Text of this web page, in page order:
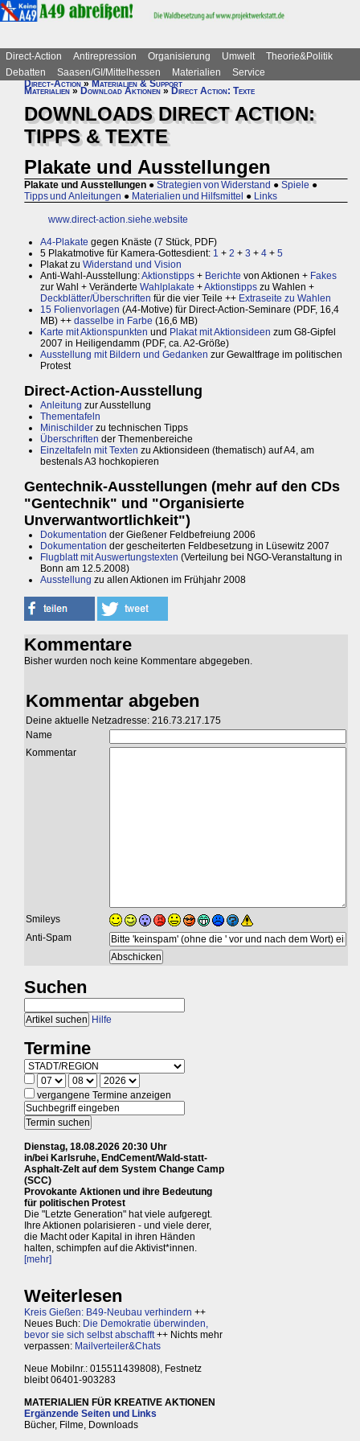
Direct-Action Antirepression Organisierung Umwelt
Theorie&Politik
Debatten
Saasen/GI/Mittelhessen Materialien
Service
Direct-Action»Materialien & Support
Materialien » Download Aktionen » Direct Action: Texte
DOWNLOADS DIRECT ACTION:
TIPPS & TEXTE
Plakate und Ausstellungen
Plakate und Ausstellungen ● Strategien von Widerstand ● Spiele ●
Tipps und Anleitungen ● Materialien und Hilfsmittel ● Links
www.direct-action.siehe.website
A4-Plakate gegen Knäste (7 Stück, PDF)
5 Plakatmotive für Kamera-Gottesdient: 1 + 2 + 3 + 4 + 5
Plakat zu Widerstand und Vision
Anti-Wahl-Ausstellung:Aktionstipps + Berichte von Aktionen + Fakes
zur Wahl + Veränderte Wahlplakate +Aktionstipps zu Wahlen +
Deckblätter/Überschriften für die vier Teile ++ Extraseite zu Wahlen
15 Folienvorlagen (A4-Motive) für Direct-Action-Seminare (PDF, 16,4
MB) ++ dasselbe in Farbe (16,6 MB)
Karte mit Aktionspunkten und Plakat mit Aktionsideen zum G8-Gipfel
2007 in Heiligendamm (PDF, ca. A2-Größe)
Ausstellung mit Bildern und Gedanken zur Gewaltfrage im politischen
Protest
Direct-Action-Ausstellung
Anleitung zur Ausstellung
Thementafeln
Minischilder zu technischen Tipps
Überschriften der Themenbereiche
Einzeltafeln mit Texten zu Aktionsideen (thematisch) auf A4, am
bestenals A3 hochkopieren
Gentechnik-Ausstellungen (mehr auf den CDs
"Gentechnik" und "Organisierte
Unverwantwortlichkeit")
Dokumentation der Gießener Feldbefreiung 2006
Dokumentation der gescheiterten Feldbesetzung in Lüsewitz 2007
Flugblatt mit Auswertungstexten (Verteilung bei NGO-Veranstaltung in
Bonn am 12.5.2008)
Ausstellung zu allen Aktionen im Frühjahr 2008
Kommentare
Bisher wurden noch keine Kommentare abgegeben.
Kommentar abgeben
Deine aktuelle Netzadresse: 216.73.217.175
Name
Kommentar
Smileys
Anti-Spam
Suchen
Hilfe
Termine
vergangene Termine anzeigen
Dienstag, 18.08.2026 20:30 Uhr
in/bei Karlsruhe, EndCement/Wald-statt-
Asphalt-Zelt auf dem System Change Camp
(SCC)
Provokante Aktionen und ihre Bedeutung
für politischen Protest
Die "Letzte Generation" hat viele aufgeregt.
Ihre Aktionen polarisieren - und viele derer,
die Macht oder Kapital in ihren Händen
halten, schimpfen auf die Aktivist*innen.
[mehr]
Weiterlesen
Kreis Gießen: B49-Neubau verhindern ++
Neues Buch: Die Demokratie überwinden,
bevor sie sich selbst abschafft++ Nichts mehr
verpassen: Mailverteiler&Chats
Neue Mobilnr.: 015511439808), Festnetz
bleibt 06401-903283
MATERIALIEN FÜR KREATIVE AKTIONEN
Ergänzende Seiten und Links
Bücher, Filme, Downloads